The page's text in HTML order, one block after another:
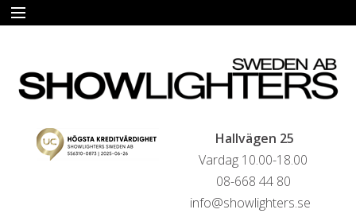
Hallvägen 25
Vardag 10.00-18.00
08-668 44 80
info@showlighters.se
HYRA
FÖRSÄLJNING
LIVESTREAMINGTJÄNSTER